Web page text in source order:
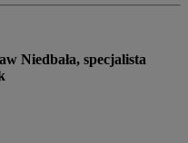
Niedbała, specjalista